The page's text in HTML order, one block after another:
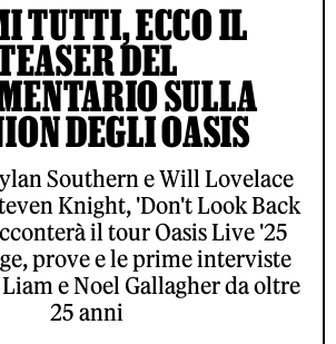
TUTTI, ECCO IL
DEL
SULLA
DEGLI OASIS
Southern e Will Lovelace
Knight, 'Don't Look Back
il tour Oasis Live '25
prove e le prime interviste
e Noel Gallagher da oltre
25 anni